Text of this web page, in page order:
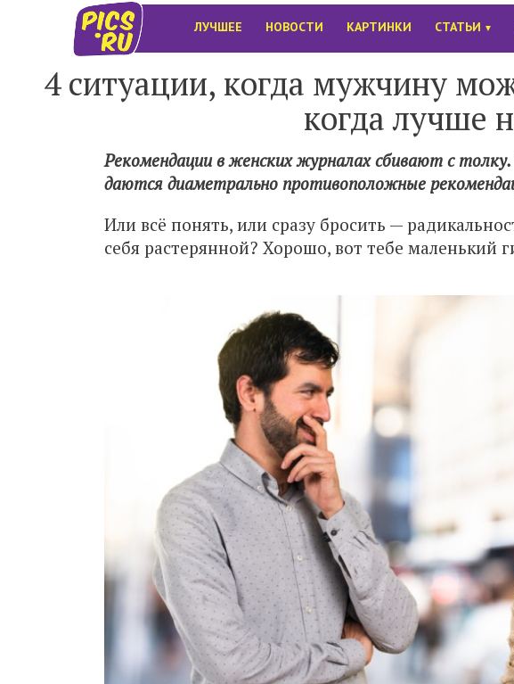
ЛУЧШЕЕ НОВОСТИ КАРТИНКИ СТАТЬИ ▼
4 ситуации, когда мужчину
когда лучше
Рекомендации в женских журналах сбивают с
даются диаметрально противоположные
Или всё понять, или сразу бросить —
себя растерянной? Хорошо, вот тебе маленький